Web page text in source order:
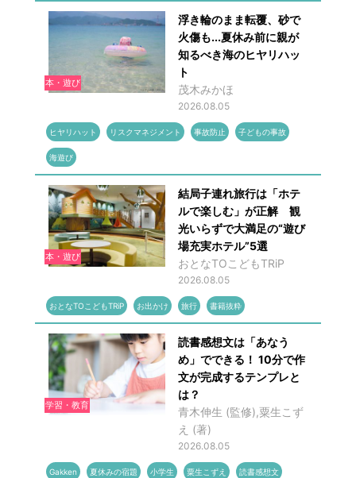
本・遊び
浮き輪のまま転覆、砂で
火傷も...夏休み前に親が
知るべき海のヒヤリハッ
ト
茂木みかほ
2026.08.05
ヒヤリハット リスクマネジメント 事故防止 子どもの事故
海遊び
本・遊び
結局子連れ旅行は「ホテ
ルで楽しむ」が正解 観
光いらずで大満足の“遊び
場充実ホテル”5選
おとなTOこどもTRiP
2026.08.05
おとなTOこどもTRiP お出かけ 旅行 書籍抜粋
学習・教育
読書感想文は「あなう
め」でできる！ 10分で作
文が完成するテンプレと
は？
青木伸生 (監修),粟生こず
え (著)
2026.08.05
Gakken 夏休みの宿題 小学生 粟生こずえ 読書感想文